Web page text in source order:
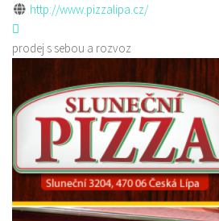
http://www.pizzalipa.cz/
prodej s sebou a rozvoz